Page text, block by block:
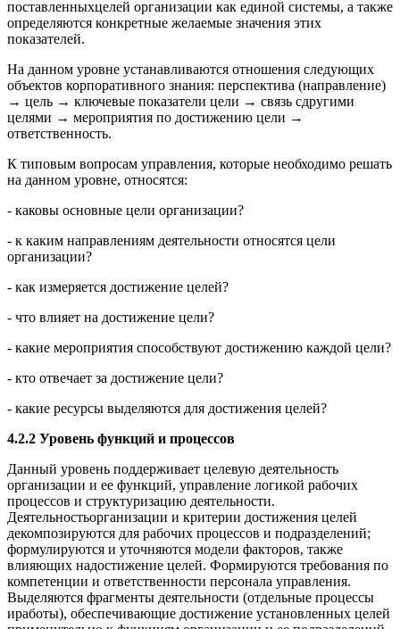
поставленныхцелей организации как единой системы, а также
определяются конкретные желаемые значения этих
показателей.
На данном уровне устанавливаются отношения следующих
объектов корпоративного знания: перспектива (направление)
→ цель → ключевые показатели цели → связь сдругими
целями → мероприятия по достижению цели →
ответственность.
К типовым вопросам управления, которые необходимо решать
на данном уровне, относятся:
- каковы основные цели организации?
- к каким направлениям деятельности относятся цели
организации?
- как измеряется достижение целей?
- что влияет на достижение цели?
- какие мероприятия способствуют достижению каждой цели?
- кто отвечает за достижение цели?
- какие ресурсы выделяются для достижения целей?
4.2.2 Уровень функций и процессов
Данный уровень поддерживает целевую деятельность
организации и ее функций, управление логикой рабочих
процессов и структуризацию деятельности.
Деятельностьорганизации и критерии достижения целей
декомпозируются для рабочих процессов и подразделений;
формулируются и уточняются модели факторов, также
влияющих надостижение целей. Формируются требования по
компетенции и ответственности персонала управления.
Выделяются фрагменты деятельности (отдельные процессы
иработы), обеспечивающие достижение установленных целей